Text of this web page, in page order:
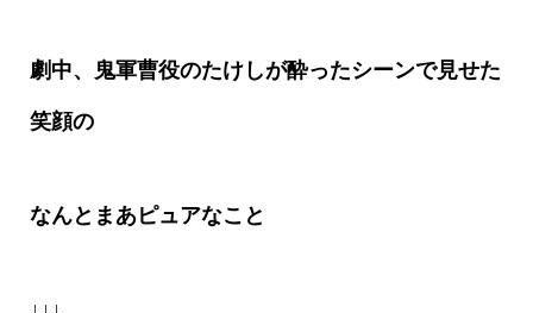
劇中、鬼軍曹役のたけしが酔ったシーンで見せた
笑顔の
なんとまあピュアなこと